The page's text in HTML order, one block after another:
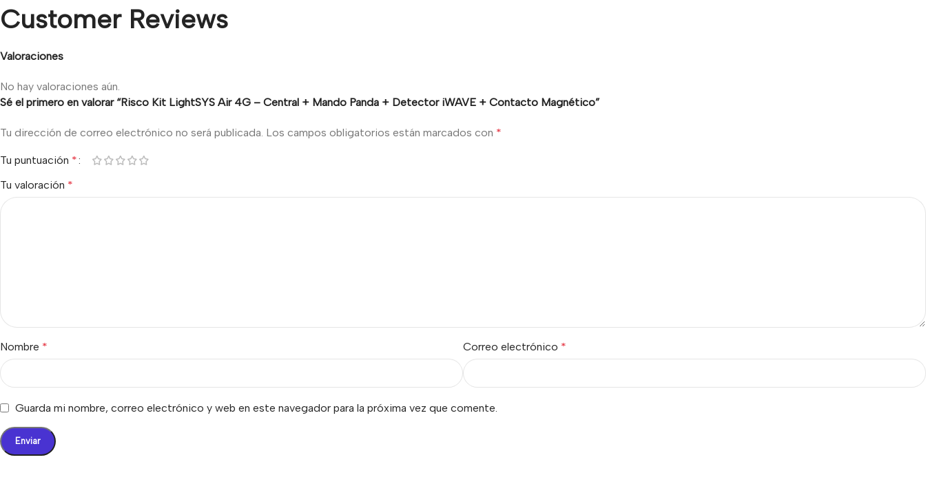
Customer Reviews
Valoraciones
No hay valoraciones aún.
Sé el primero en valorar “Risco Kit LightSYS Air 4G – Central + Mando Panda + Detector iWAVE + Contacto Magnético”
Tu dirección de correo electrónico no será publicada. Los campos obligatorios están marcados con *
Tu puntuación *
Tu valoración *
Nombre * Correo electrónico *
Guarda mi nombre, correo electrónico y web en este navegador para la próxima vez que comente.